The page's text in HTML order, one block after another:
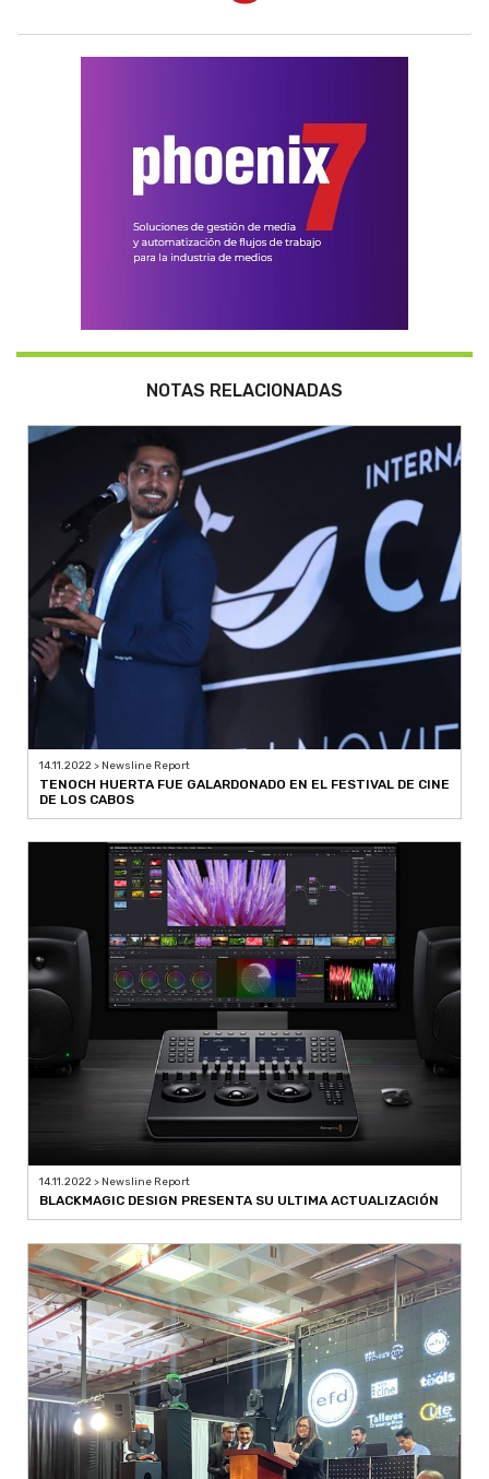
NOTAS RELACIONADAS
14.11.2022 > Newsline Report
TENOCH HUERTA FUE GALARDONADO EN EL FESTIVAL DE CINE
DE LOS CABOS
14.11.2022 > Newsline Report
BLACKMAGIC DESIGN PRESENTA SU ULTIMA ACTUALIZACIÓN